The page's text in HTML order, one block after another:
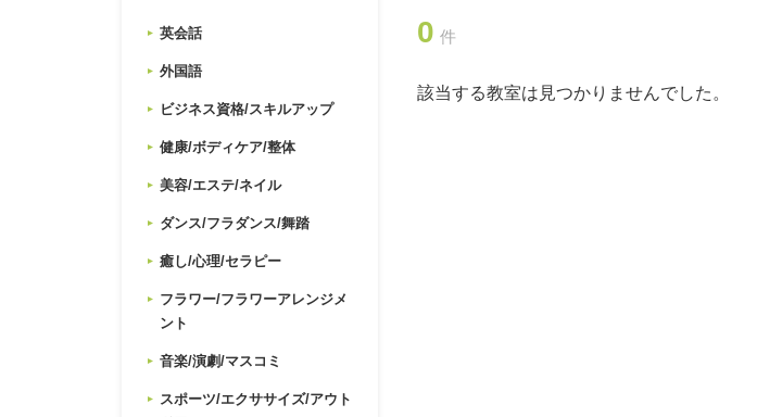
英会話
外国語
ビジネス資格/スキルアップ
健康/ボディケア/整体
美容/エステ/ネイル
ダンス/フラダンス/舞踏
癒し/心理/セラピー
フラワー/フラワーアレンジメ
ント
音楽/演劇/マスコミ
スポーツ/エクササイズ/アウト
0 件
該当する教室は見つかりませんでした。